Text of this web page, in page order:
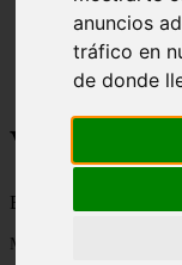
anuncios
tráfico en
de donde
monumentos
naturaleza
san
tenerife
Viajes a la
Blog sobre la
Mostrando 1 - 24 de